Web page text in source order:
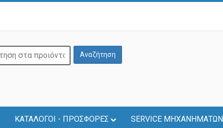
ΚΑΤΑΛΟΓΟΙ - ΠΡΟΣΦΟΡΕΣ SERVICE ΜΗΧΑΝΗΜΑΤΩΝ